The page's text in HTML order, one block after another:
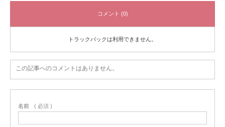
コメント (0)
トラックバックは利用できません。
この記事へのコメントはありません。
名前 ( 必須 )